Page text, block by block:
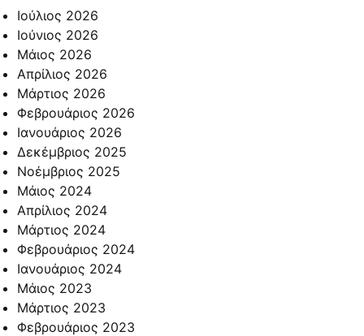
Ιούλιος 2026
Ιούνιος 2026
Μάιος 2026
Απρίλιος 2026
Μάρτιος 2026
Φεβρουάριος 2026
Ιανουάριος 2026
Δεκέμβριος 2025
Νοέμβριος 2025
Μάιος 2024
Απρίλιος 2024
Μάρτιος 2024
Φεβρουάριος 2024
Ιανουάριος 2024
Μάιος 2023
Μάρτιος 2023
Φεβρουάριος 2023